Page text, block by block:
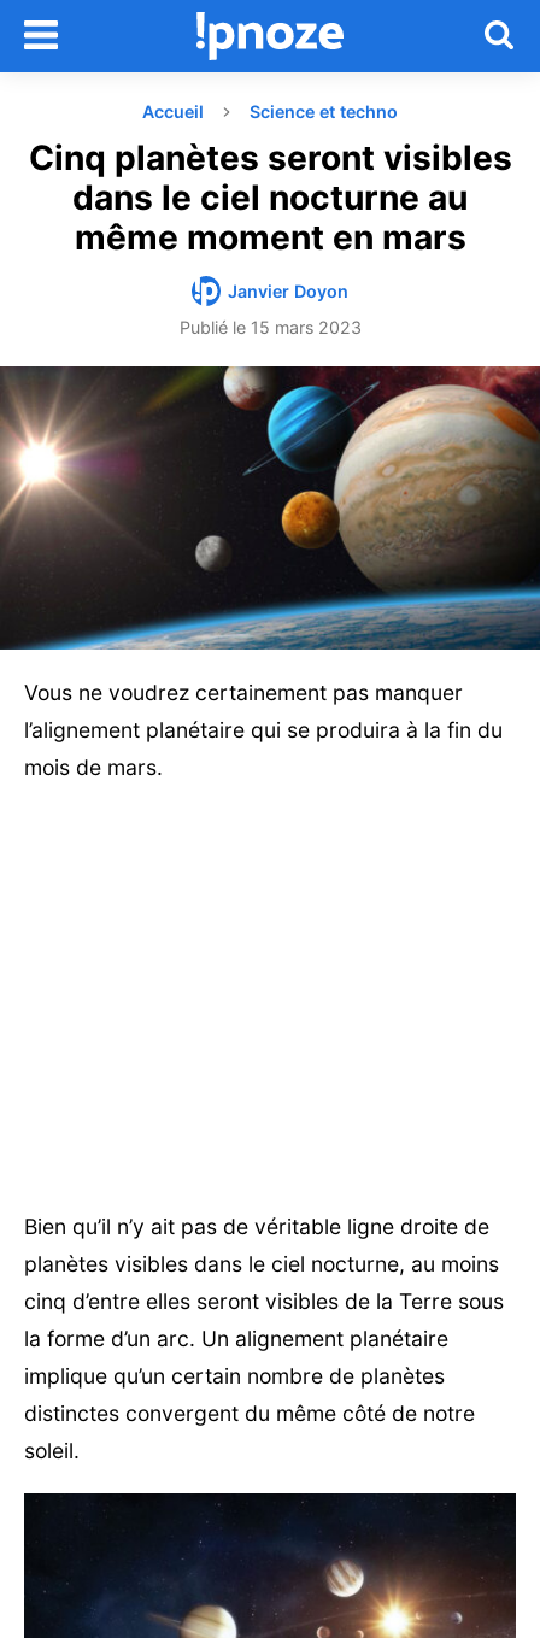
Accueil Science et techno
Cinq planètes seront visibles
dans le ciel nocturne au
même moment en mars
Janvier Doyon
Publié le 15 mars 2023
Vous ne voudrez certainement pas manquer
l’alignement planétaire qui se produira à la fin du
mois de mars.
Bien qu’il n’y ait pas de véritable ligne droite de
planètes visibles dans le ciel nocturne, au moins
cinq d’entre elles seront visibles de la Terre sous
la forme d’un arc. Un alignement planétaire
implique qu’un certain nombre de planètes
distinctes convergent du même côté de notre
soleil.